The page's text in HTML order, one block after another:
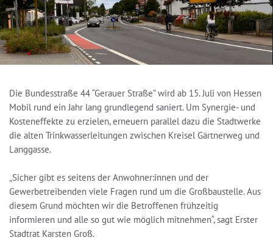
Die Bundesstraße 44 “Gerauer Straße” wird ab 15. Juli von Hessen
Mobil rund ein Jahr lang grundlegend saniert. Um Synergie- und
Kosteneffekte zu erzielen, erneuern parallel dazu die Stadtwerke
die alten Trinkwasserleitungen zwischen Kreisel Gärtnerweg und
Langgasse.
„Sicher gibt es seitens der Anwohner:innen und der
Gewerbetreibenden viele Fragen rund um die Großbaustelle. Aus
diesem Grund möchten wir die Betroffenen frühzeitig
informieren und alle so gut wie möglich mitnehmen“, sagt Erster
Stadtrat Karsten Groß.